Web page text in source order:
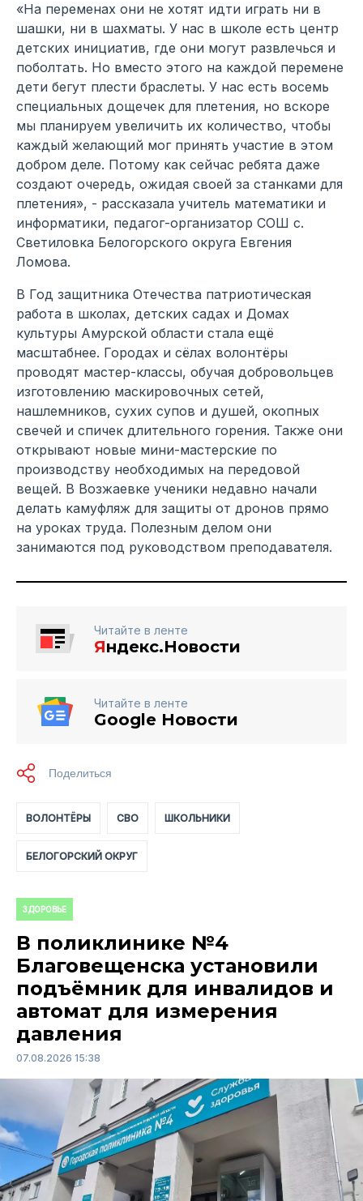
«На переменах они не хотят идти играть ни в
шашки, ни в шахматы. У нас в школе есть центр
детских инициатив, где они могут развлечься и
поболтать. Но вместо этого на каждой перемене
дети бегут плести браслеты. У нас есть восемь
специальных дощечек для плетения, но вскоре
мы планируем увеличить их количество, чтобы
каждый желающий мог принять участие в этом
добром деле. Потому как сейчас ребята даже
создают очередь, ожидая своей за станками для
плетения», - рассказала учитель математики и
информатики, педагог-организатор СОШ с.
Светиловка Белогорского округа Евгения
Ломова.
В Год защитника Отечества патриотическая
работа в школах, детских садах и Домах
культуры Амурской области стала ещё
масштабнее. Городах и сёлах волонтёры
проводят мастер-классы, обучая добровольцев
изготовлению маскировочных сетей,
нашлемников, сухих супов и душей, окопных
свечей и спичек длительного горения. Также они
открывают новые мини-мастерские по
производству необходимых на передовой
вещей. В Возжаевке ученики недавно начали
делать камуфляж для защиты от дронов прямо
на уроках труда. Полезным делом они
занимаются под руководством преподавателя.
Читайте в ленте
Яндекс.Новости
Читайте в ленте
Google Новости
ВОЛОНТЁРЫ СВО ШКОЛЬНИКИ
БЕЛОГОРСКИЙ ОКРУГ
ЗДОРОВЬЕ
В поликлинике №4
Благовещенска установили
подъёмник для инвалидов и
автомат для измерения
давления
07.08.2026 15:38